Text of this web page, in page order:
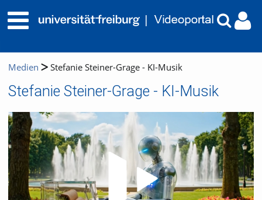
Medien Stefanie Steiner-Grage - KI-Musik
Stefanie Steiner-Grage - KI-Musik